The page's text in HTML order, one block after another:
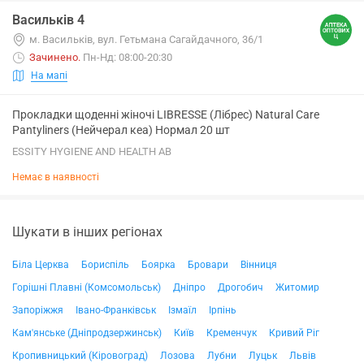
Васильків 4
м. Васильків, вул. Гетьмана Сагайдачного, 36/1
Зачинено. Пн-Нд: 08:00-20:30
На мапі
Прокладки щоденні жіночі LIBRESSE (Лібрес) Natural Care
Pantyliners (Нейчерал кеа) Нормал 20 шт
ESSITY HYGIENE AND HEALTH AB
Немає в наявності
Шукати в інших регіонах
Біла Церква Бориспіль Боярка Бровари
Вінниця
Горішні Плавні (Комсомольськ)
Дніпро Дрогобич
Житомир
Запоріжжя
Івано-Франківськ Ізмаїл
Ірпінь
Кам'янське (Дніпродзержинськ)
Київ Кременчук
Кривий Ріг
Кропивницький (Кіровоград)
Лозова Лубни Луцьк
Львів